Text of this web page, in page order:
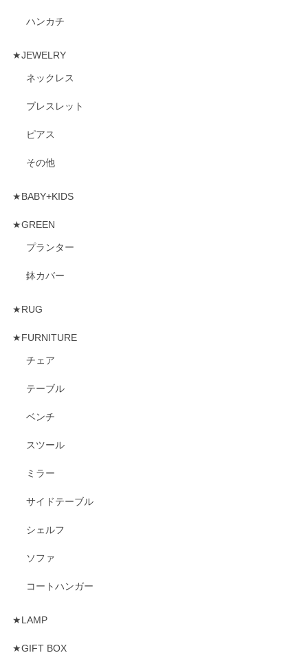
ハンカチ
★JEWELRY
ネックレス
ブレスレット
ピアス
その他
★BABY+KIDS
★GREEN
プランター
鉢カバー
★RUG
★FURNITURE
チェア
テーブル
ベンチ
スツール
ミラー
サイドテーブル
シェルフ
ソファ
コートハンガー
★LAMP
★GIFT BOX